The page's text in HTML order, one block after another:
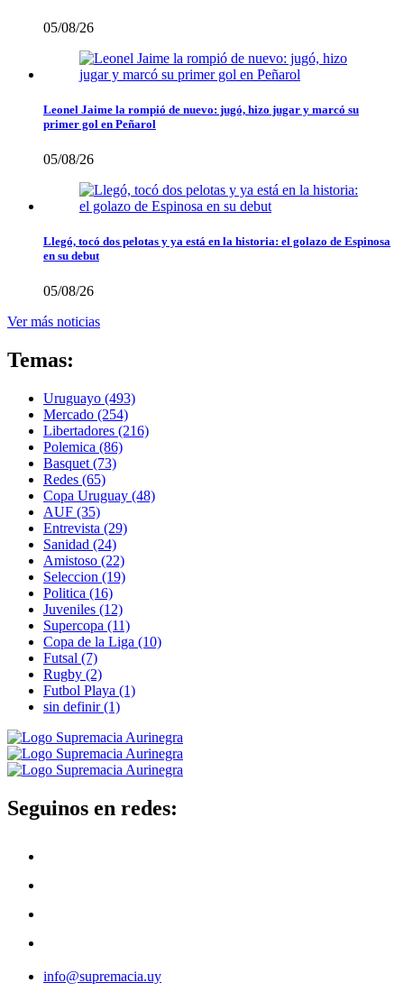
05/08/26
Leonel Jaime la rompió de nuevo: jugó, hizo jugar y marcó su
primer gol en Peñarol
05/08/26
Llegó, tocó dos pelotas y ya está en la historia: el golazo de Espinosa
en su debut
05/08/26
Ver más noticias
Temas:
Uruguayo (493)
Mercado (254)
Libertadores (216)
Polemica (86)
Basquet (73)
Redes (65)
Copa Uruguay (48)
AUF (35)
Entrevista (29)
Sanidad (24)
Amistoso (22)
Seleccion (19)
Politica (16)
Juveniles (12)
Supercopa (11)
Copa de la Liga (10)
Futsal (7)
Rugby (2)
Futbol Playa (1)
sin definir(1)
Seguinos en redes:
info@supremacia.uy